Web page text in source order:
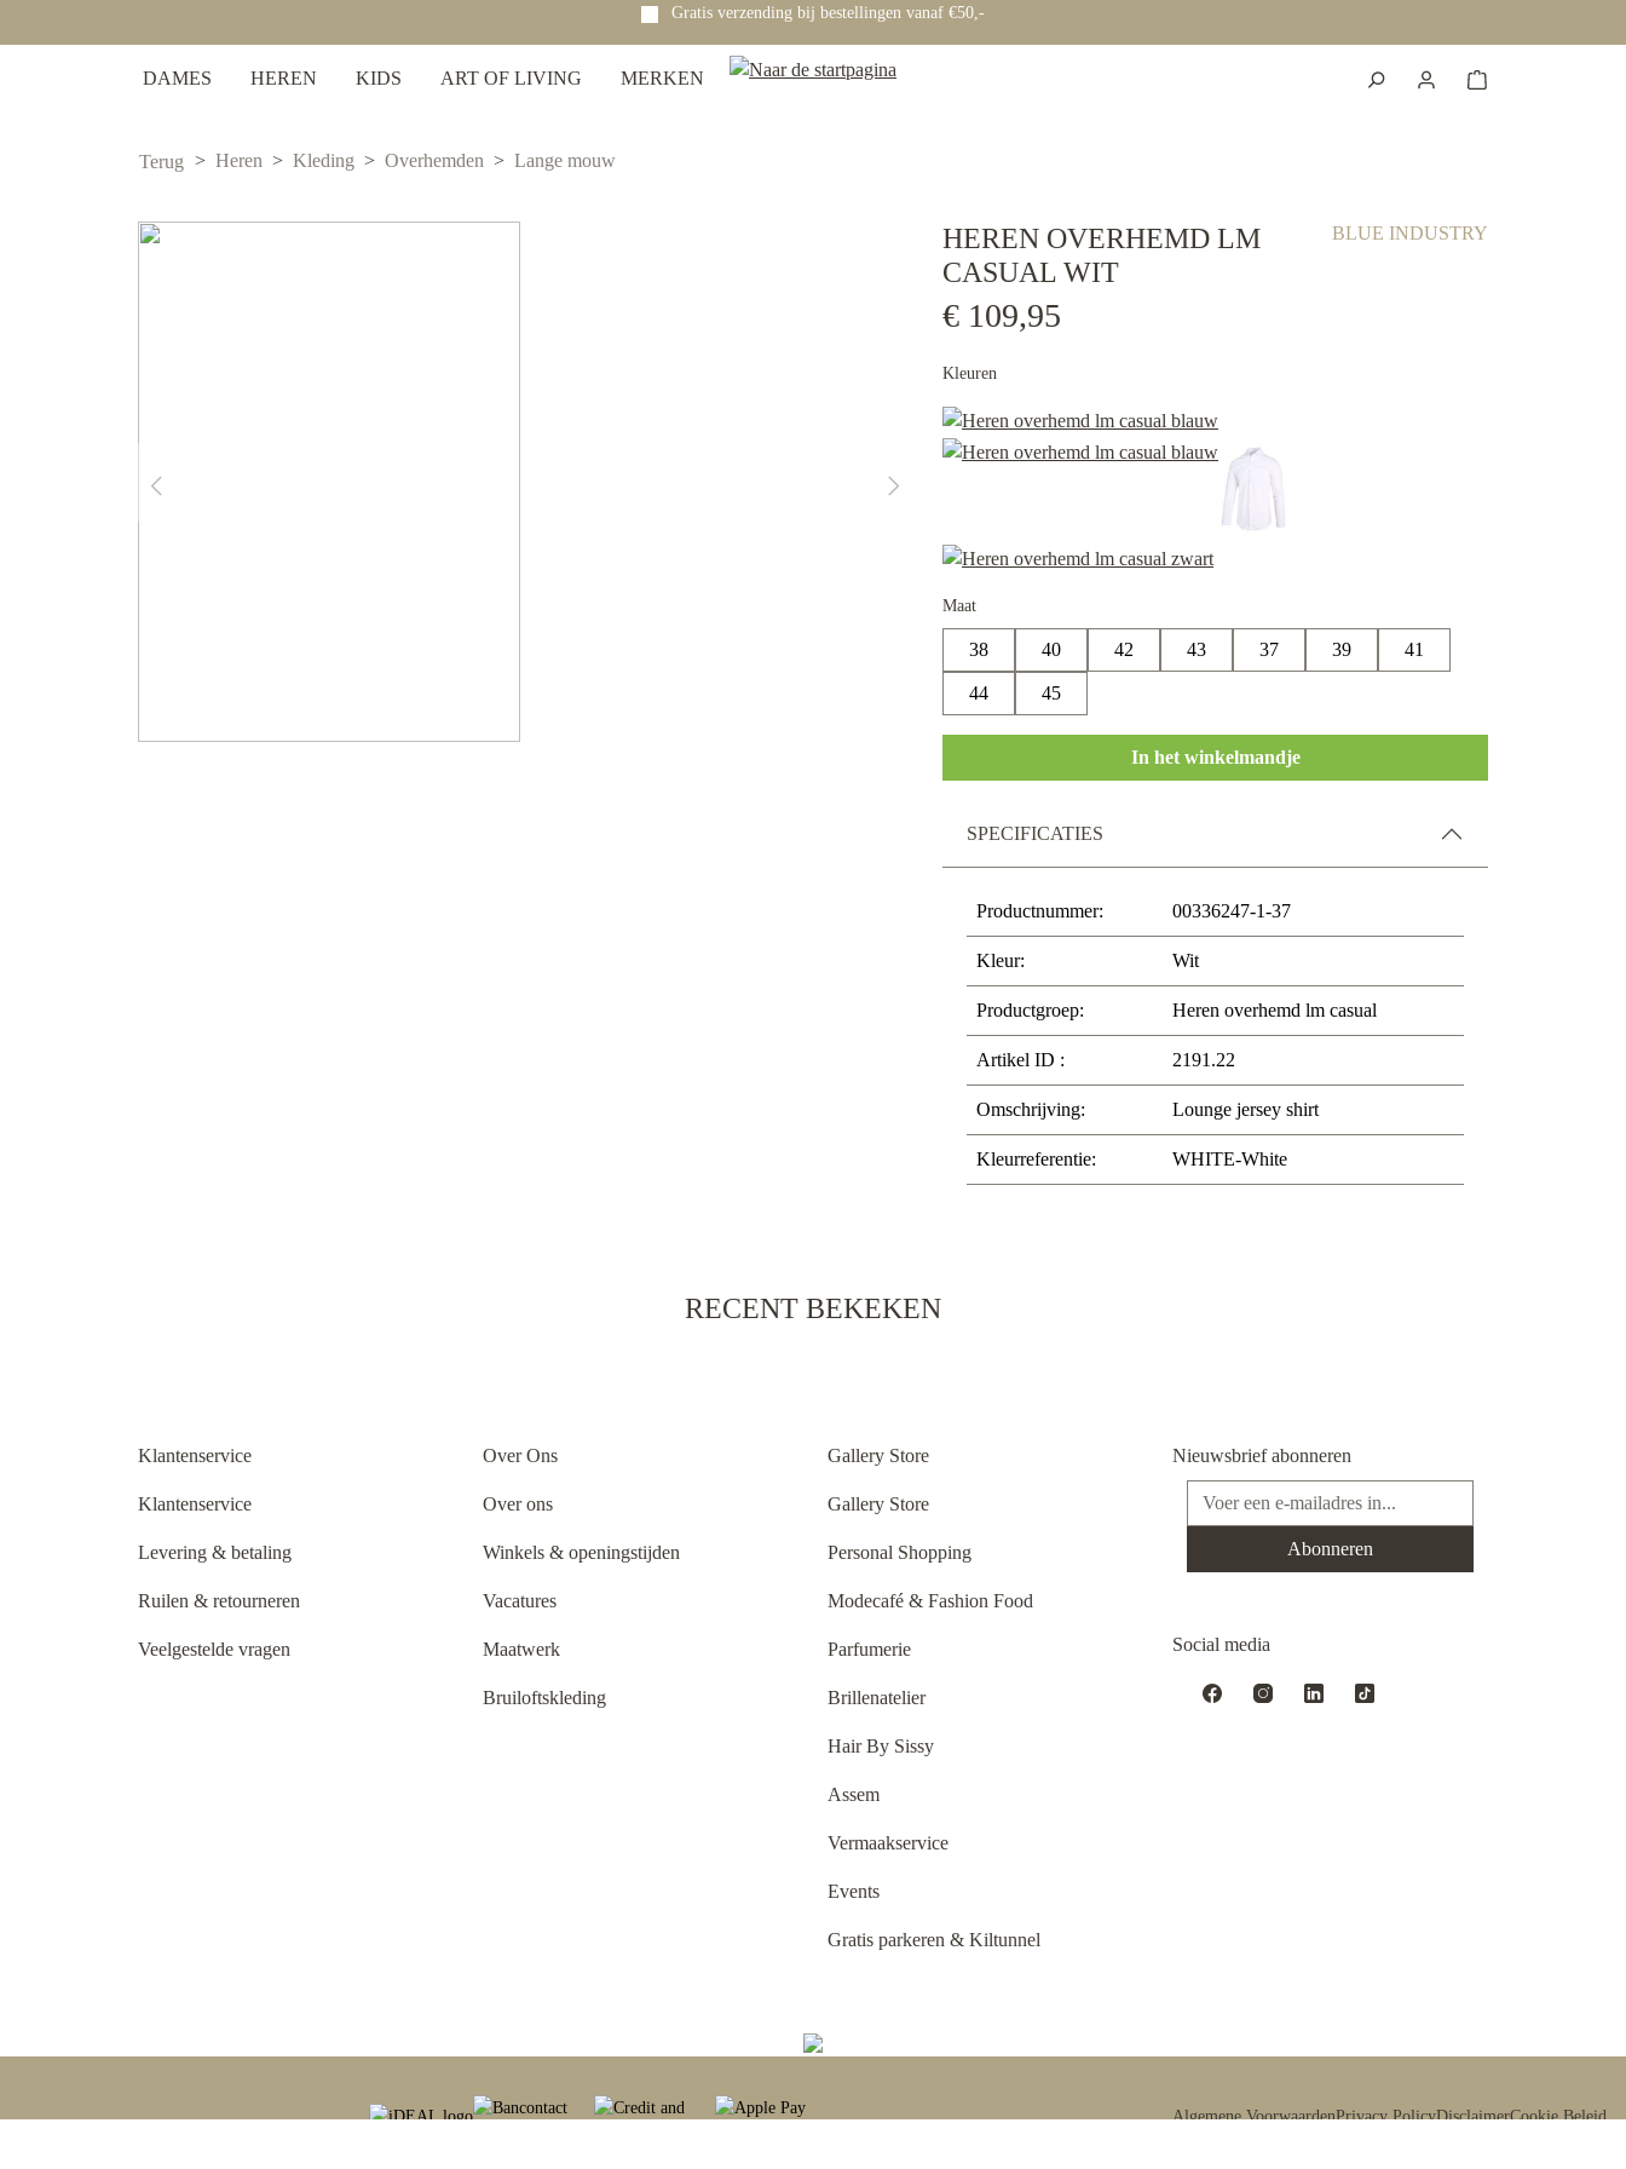
Gratis verzending bij bestellingen vanaf €50,-
DAMES HEREN KIDS ART OF LIVING MERKEN
Terug Heren Kleding Overhemden Lange mouw
HEREN OVERHEMD LM
CASUAL WIT
BLUE INDUSTRY
€ 109,95
Kleuren
Maat
38 40 42 43 37 39 41
44 45
In het winkelmandje
SPECIFICATIES
Productnummer: 00336247-1-37
Kleur: Wit
Productgroep: Heren overhemd lm casual
Artikel ID : 2191.22
Omschrijving: Lounge jersey shirt
Kleurreferentie: WHITE-White
RECENT BEKEKEN
Klantenservice
Klantenservice
Levering & betaling
Ruilen & retourneren
Veelgestelde vragen
Over Ons
Over ons
Winkels & openingstijden
Vacatures
Maatwerk
Bruiloftskleding
Gallery Store
Gallery Store
Personal Shopping
Modecafé & Fashion Food
Parfumerie
Brillenatelier
Hair By Sissy
Assem
Vermaakservice
Events
Gratis parkeren & Kiltunnel
Nieuwsbrief abonneren
E-mailadres*
Abonneren
Social media
Algemene VoorwaardenPrivacy PolicyDisclaimerCookie Beleid